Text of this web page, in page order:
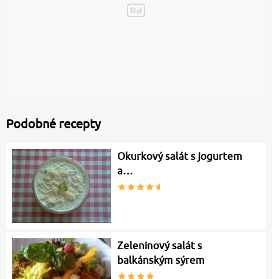
Podobné recepty
Okurkový salát s jogurtem
a…
Zeleninový salát s
balkánským sýrem